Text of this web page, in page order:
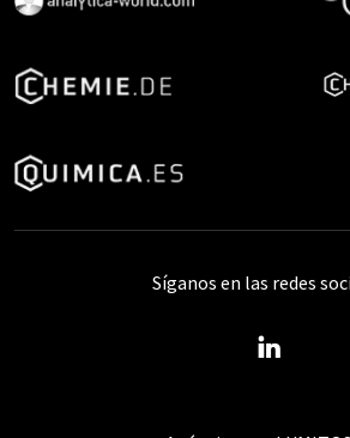
Síganos en las redes